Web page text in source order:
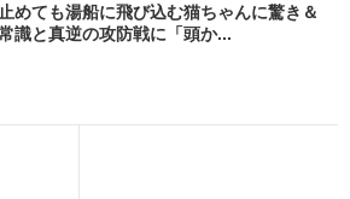
めても湯船に飛び込む猫ちゃんに驚き＆
識と真逆の攻防戦に「頭か...